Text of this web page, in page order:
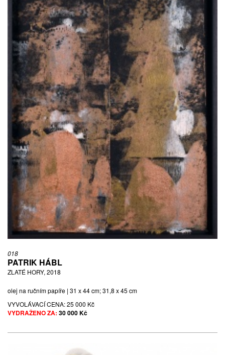
018
PATRIK HÁBL
ZLATÉ HORY, 2018
olej na ručním papíře | 31 x 44 cm; 31,8 x 45 cm
VYVOLÁVACÍ CENA:25 000 Kč
VYDRAŽENO ZA: 30 000 Kč